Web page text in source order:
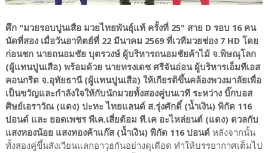
ศึก "มวยรอบปูนเสือ มวยไทยพันธุ์แท้ ครั้งที่ 25" สาย D รอบ 16 คน
นัดที่สอง เมื่อวันอาทิตย์ที่ 22 มีนาคม 2569 ที่เวทีมวยช่อง 7 HD โดย
ก่อนชก นายถนอมชัย บุตรวงษ์ ผู้บริหารถนอมชัยค้าไม้ จ.พิษณุโลก
(ผู้แทนปูนเสือ) พร้อมด้วย นายทรงเดช ศรีจันอ่อน ผู้บริหารเอ็มทีเอส
คอนกรีต จ.อุทัยธานี (ผู้แทนปูนเสือ) ให้เกียรติขึ้นคล้องพวงมาลัยเพื่อ
เป็นขวัญและกำลังใจให้กับนักมวยทั้งสองคู่บนเวที ระหว่าง บิ๊กบอส
ศิษย์เอราวัณ (แดง) ปะทะ ไทยแลนด์ ส.รุ่งศักดิ์ (น้ำเงิน) พิกัด 116
ปอนด์ และ ยอดเพชร พีเค.เสี่ยต้อม ที.เค อะไหล่ยนต์ (แดง) ดวลกับ
แสงทองน้อย แสงทองค้าแก๊ส (น้ำเงิน) พิกัด 116 ปอนด์หลังจากนั้น
ทั้งสองคู่ขึ้นสังเวียนแลกอาวุธกันอย่างดุเดือด ทำให้บรรยากาศเต็มไป